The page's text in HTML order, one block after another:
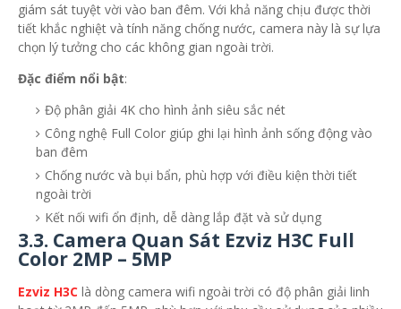
giám sát tuyệt vời vào ban đêm. Với khả năng chịu được thời
tiết khắc nghiệt và tính năng chống nước, camera này là sự lựa
chọn lý tưởng cho các không gian ngoài trời.
Đặc điểm nổi bật:
Độ phân giải 4K cho hình ảnh siêu sắc nét
Công nghệ Full Color giúp ghi lại hình ảnh sống động vào
ban đêm
Chống nước và bụi bẩn, phù hợp với điều kiện thời tiết
ngoài trời
Kết nối wifi ổn định, dễ dàng lắp đặt và sử dụng
3.3. Camera Quan Sát Ezviz H3C Full
Color 2MP – 5MP
Ezviz H3C là dòng camera wifi ngoài trời có độ phân giải linh